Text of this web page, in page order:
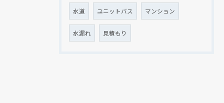
水道 ユニットバス マンション
水漏れ 見積もり